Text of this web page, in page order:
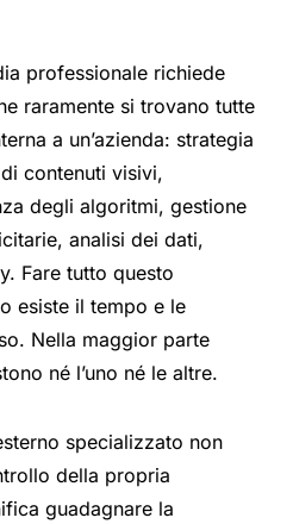
professionale richiede
raramente si trovano tutte
a un’azienda: strategia
contenuti visivi,
degli algoritmi, gestione
analisi dei dati,
Fare tutto questo
esiste il tempo e le
Nella maggior parte
né l’uno né le altre.
specializzato non
della propria
guadagnare la